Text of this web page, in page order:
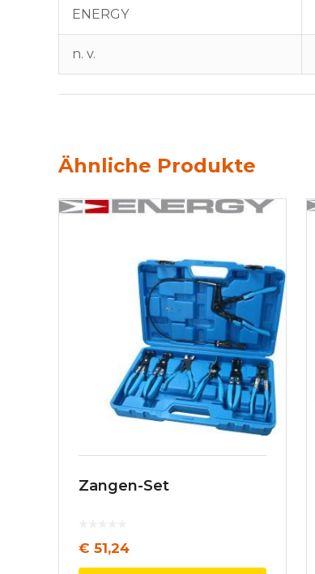
ENERGY
n. v.
Ähnliche Produkte
Zangen-Set
€ 51,24